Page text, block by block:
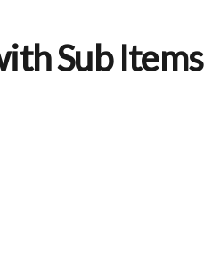
Sub Items